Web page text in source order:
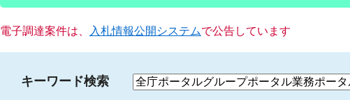
電子調達案件は、 入札情報公開システムで公告しています
キーワード検索
検